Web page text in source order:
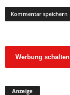
Werbung schalten
Anzeige